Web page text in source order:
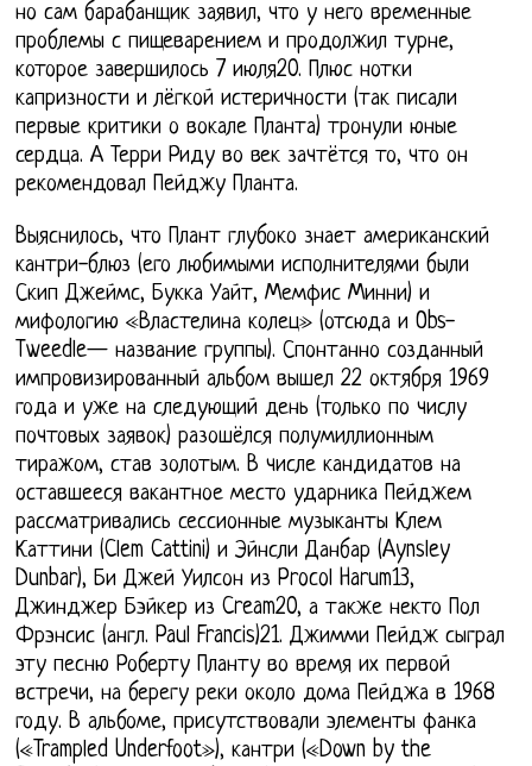
но сам барабанщик заявил, что у него временные
проблемы с пищеварением и продолжил турне,
которое завершилось 7 июля20. Плюс нотки
капризности и лёгкой истеричности (так писали
первые критики о вокале Планта) тронули юные
сердца. А Терри Риду во век зачтётся то, что он
рекомендовал Пейджу Планта.
Выяснилось, что Плант глубоко знает американский
кантри-блюз (его любимыми исполнителями были
Скип Джеймс, Букка Уайт, Мемфис Минни) и
мифологию «Властелина колец» (отсюда и Obs-
Tweedle— название группы). Спонтанно созданный
импровизированный альбом вышел 22 октября 1969
года и уже на следующий день (только по числу
почтовых заявок) разошёлся полумиллионным
тиражом, став золотым. В числе кандидатов на
оставшееся вакантное место ударника Пейджем
рассматривались сессионные музыканты Клем
Каттини (Clem Cattini) и Эйнсли Данбар (Aynsley
Dunbar), Би Джей Уилсон из Procol Harum13,
Джинджер Бэйкер из Cream20, а также некто Пол
Фрэнсис (англ. Paul Francis)21. Джимми Пейдж сыграл
эту песню Роберту Планту во время их первой
встречи, на берегу реки около дома Пейджа в 1968
году. В альбоме, присутствовали элементы фанка
(«Trampled Underfoot»), кантри («Down by the